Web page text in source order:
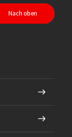
Nach oben